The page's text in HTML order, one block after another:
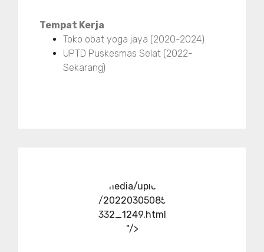
Tempat Kerja
Toko obat yoga jaya (2020-2024)
UPTD Puskesmas Selat (2022-
Sekarang)
../media/upload
/20220305085
332_1249.html
"/>